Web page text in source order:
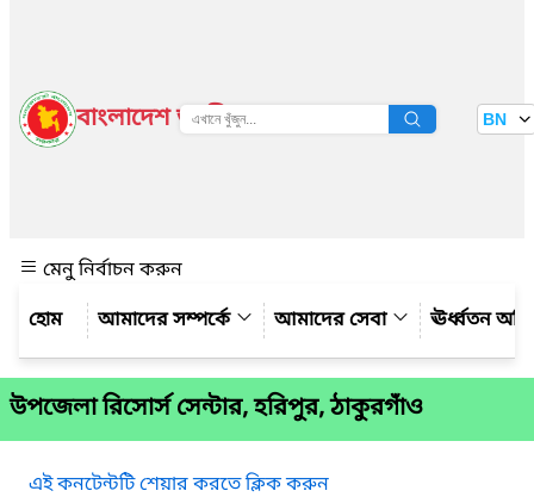
বাংলাদেশ জাতীয় তথ্য বাতায়ন BN
মেনু নির্বাচন করুন
আমাদের সম্পর্কে
আমাদের সেবা ঊর্ধ্বতন
উপজেলা রিসোর্স সেন্টার, হরিপুর, ঠাকুরগাঁও
এই কনটেন্টটি শেয়ার করতে ক্লিক করুন